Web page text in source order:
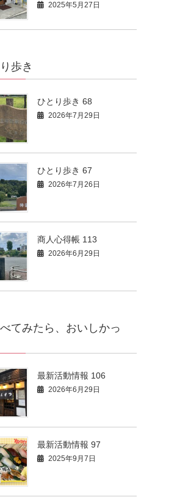
2025年5月27日
歩き
ひとり歩き 68
2026年7月29日
ひとり歩き 67
2026年7月26日
商人心得帳 113
2026年6月29日
べてみたら、おいしかっ
最新活動情報 106
2026年6月29日
最新活動情報 97
2025年9月7日